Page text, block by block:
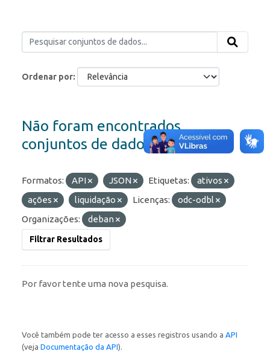
Ordenar por
Não foram encontrados
conjuntos de dados
Formatos: API JSON Etiquetas:
ativos
ações
liquidação Licenças:
odc-odbl
Organizações:
deban
Filtrar Resultados
Por favor tente uma nova pesquisa.
Você também pode ter acesso a esses registros usando a API
(veja Documentação da API).